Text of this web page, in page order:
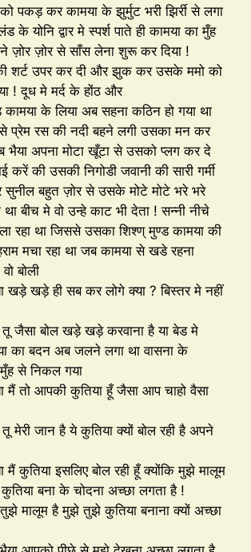
पकड़ कर कामया के झुर्मुट भरी झिर्री से लगा
के योनि द्वार मे स्पर्श पाते ही कामया का मुँह
ज़ोर से साँस लेना शुरू कर दिया !
शर्ट उपर कर दी और झुक कर उसके ममो को
! दूध मे मर्द के होंठ और
के लिया अब सहना कठिन हो गया था
प्रेम रस की नदी बहने लगी उसका मन कर
भैया अपना मोटा खूँटा से उसको प्लग कर दे
करें की उसकी निगोडी जवानी की सारी गर्मी
सुनील बहुत ज़ोर से उसके मोटे मोटे भरे भरे
बीच मे वो उन्हे काट भी देता ! सन्नी नीचे
रहा था जिससे उसका शिश्ण् मुण्ड कामया की
मचा रहा था जब कामया से खडे रहना
बोली
खड़े खड़े ही सब कर लोगे क्या ? बिस्तर मे नहीं
तू जैसा बोल खड़े खड़े करवाना है या बेड मे
का बदन अब जलने लगा था वासना के
से निकल गया
मैं तो आपकी कुतिया हूँ जैसा आप चाहो वैसा
तू मेरी जान है ये कुतिया क्यों बोल रही है अपने
मैं कुतिया इसलिए बोल रही हूँ क्योंकि मुझे मालूम
बना के चोदना अच्छा लगता है !
मालूम है मुझे तुझे कुतिया बनाना क्यों अच्छा